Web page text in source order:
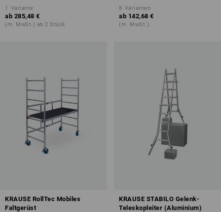
1 Variante
ab 285,48 €
(m. MwSt.) ab 2 Stück
8 Varianten
ab 142,68 €
(m. MwSt.)
KRAUSE RollTec Mobiles
Faltgerüst
KRAUSE STABILO Gelenk-
Teleskopleiter (Aluminium)